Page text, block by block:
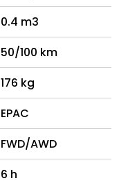
0.4 m3
50/100 km
176 kg
EPAC
FWD/AWD
6 h